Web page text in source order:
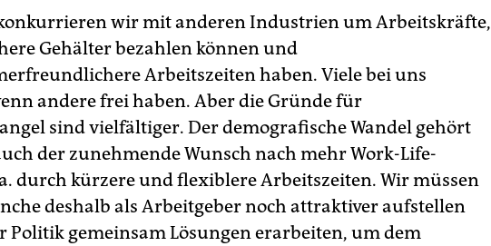
wir mit anderen Industrien um Arbeitskräfte,
Gehälter bezahlen können und
Arbeitszeiten haben. Viele bei uns
andere frei haben. Aber die Gründe für
sind vielfältiger. Der demografische Wandel gehört
der zunehmende Wunsch nach mehr Work-Life-
durch kürzere und flexiblere Arbeitszeiten. Wir müssen
deshalb als Arbeitgeber noch attraktiver aufstellen
Politik gemeinsam Lösungen erarbeiten, um dem